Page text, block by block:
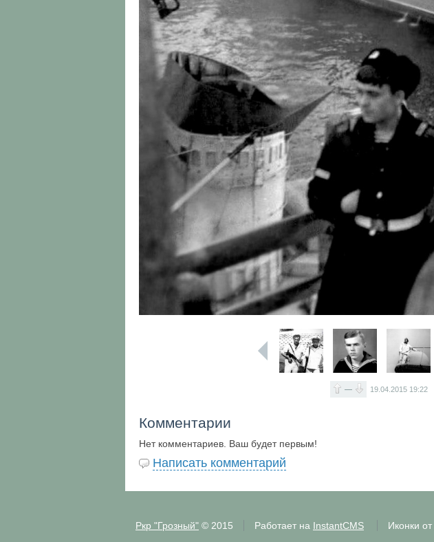
— 19.04.2015 19:22
Комментарии
Нет комментариев. Ваш будет первым!
Написать комментарий
Ркр "Грозный" © 2015 Работает на InstantCMS Иконки от